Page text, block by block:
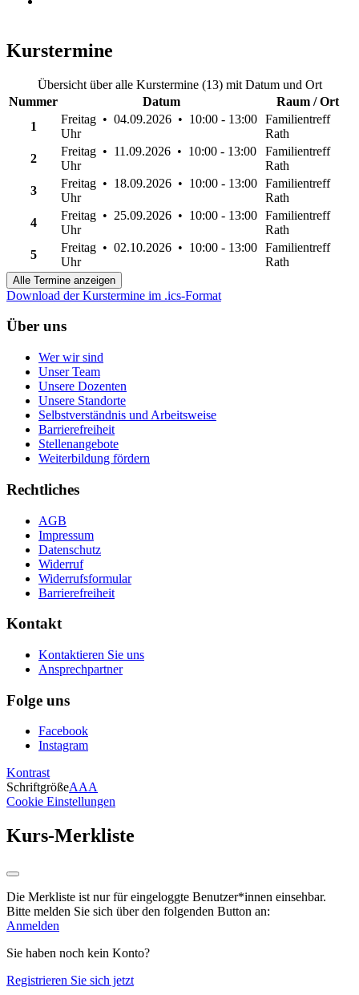
Kurstermine
Übersicht über alle Kurstermine (13) mit Datum und Ort
Nummer
Datum
Raum / Ort
1
Freitag • 04.09.2026 • 10:00 - 13:00
Uhr
Familientreff
Rath
2
Freitag • 11.09.2026 • 10:00 - 13:00
Uhr
Familientreff
Rath
3
Freitag • 18.09.2026 • 10:00 - 13:00
Uhr
Familientreff
Rath
4
Freitag • 25.09.2026 • 10:00 - 13:00
Uhr
Familientreff
Rath
5
Freitag • 02.10.2026 • 10:00 - 13:00
Uhr
Familientreff
Rath
Alle Termine anzeigen
Download der Kurstermine im .ics-Format
Über uns
Wer wir sind
Unser Team
Unsere Dozenten
Unsere Standorte
Selbstverständnis und Arbeitsweise
Barrierefreiheit
Stellenangebote
Weiterbildung fördern
Rechtliches
AGB
Impressum
Datenschutz
Widerruf
Widerrufsformular
Barrierefreiheit
Kontakt
Kontaktieren Sie uns
Ansprechpartner
Folge uns
Facebook
Instagram
Kontrast
SchriftgrößeAAA
Cookie Einstellungen
Kurs-Merkliste
Die Merkliste ist nur für eingeloggte Benutzer*innen einsehbar.
Bitte melden Sie sich über den folgenden Button an:
Anmelden
Sie haben noch kein Konto?
Registrieren Sie sich jetzt